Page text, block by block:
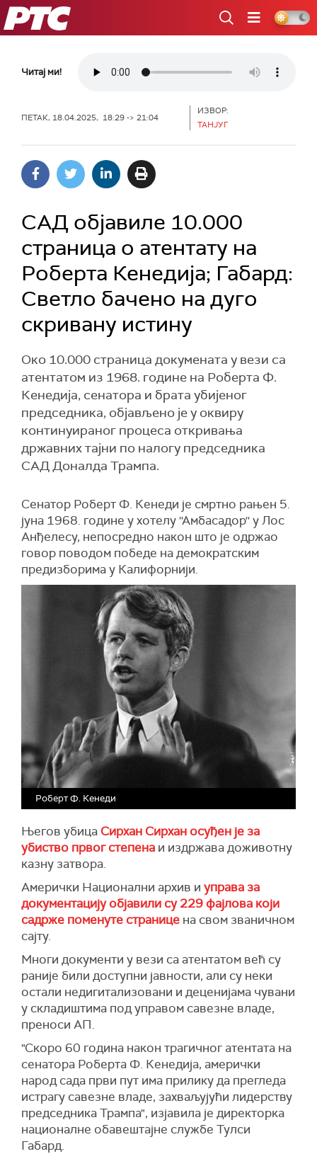
РТС
Читај ми!
ПЕТАК, 18.04.2025, 18:29 -> 21:04
ИЗВОР:
ТАНЈУГ
САД објавиле 10.000
страница о атентату на
Роберта Кенедија; Габард:
Светло бачено на дуго
скривану истину
Око 10.000 страница докумената у вези са
атентатом из 1968. године на Роберта Ф.
Кенедија, сенатора и брата убијеног
председника, објављено је у оквиру
континуираног процеса откривања
државних тајни по налогу председника
САД Доналда Трампа.
Сенатор Роберт Ф. Кенеди је смртно рањен 5.
јуна 1968. године у хотелу ''Амбасадор'' у Лос
Анђелесу, непосредно након што је одржао
говор поводом победе на демократским
предизборима у Калифорнији.
Роберт Ф. Кенеди
Његов убица Сирхан Сирхан осуђен је за
убиство првог степена и издржава доживотну
казну затвора.
Амерички Национални архив и управа за
документацију објавили су 229 фајлова који
садрже поменуте странице на свом званичном
сајту.
Многи документи у вези са атентатом већ су
раније били доступни јавности, али су неки
остали недигитализовани и деценијама чувани
у складиштима под управом савезне владе,
преноси АП.
"Скоро 60 година након трагичног атентата на
сенатора Роберта Ф. Кенедија, амерички
народ сада први пут има прилику да прегледа
истрагу савезне владе, захваљујући лидерству
председника Трампа", изјавила је директорка
националне обавештајне службе Тулси
Габард.